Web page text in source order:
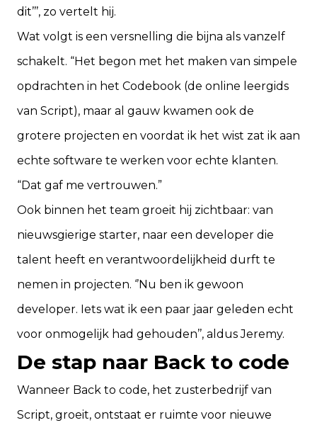
dit’’’, zo vertelt hij.
Wat volgt is een versnelling die bijna als vanzelf
schakelt. “Het begon met het maken van simpele
opdrachten in het Codebook (de online leergids
van Script), maar al gauw kwamen ook de
grotere projecten en voordat ik het wist zat ik aan
echte software te werken voor echte klanten.
“Dat gaf me vertrouwen.”
Ook binnen het team groeit hij zichtbaar: van
nieuwsgierige starter, naar een developer die
talent heeft en verantwoordelijkheid durft te
nemen in projecten. ‘’Nu ben ik gewoon
developer. Iets wat ik een paar jaar geleden echt
voor onmogelijk had gehouden’’, aldus Jeremy.
De stap naar Back to code
Wanneer Back to code, het zusterbedrijf van
Script, groeit, ontstaat er ruimte voor nieuwe